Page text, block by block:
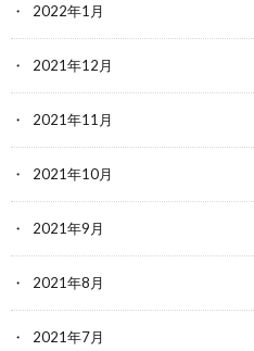
2022年1月
2021年12月
2021年11月
2021年10月
2021年9月
2021年8月
2021年7月